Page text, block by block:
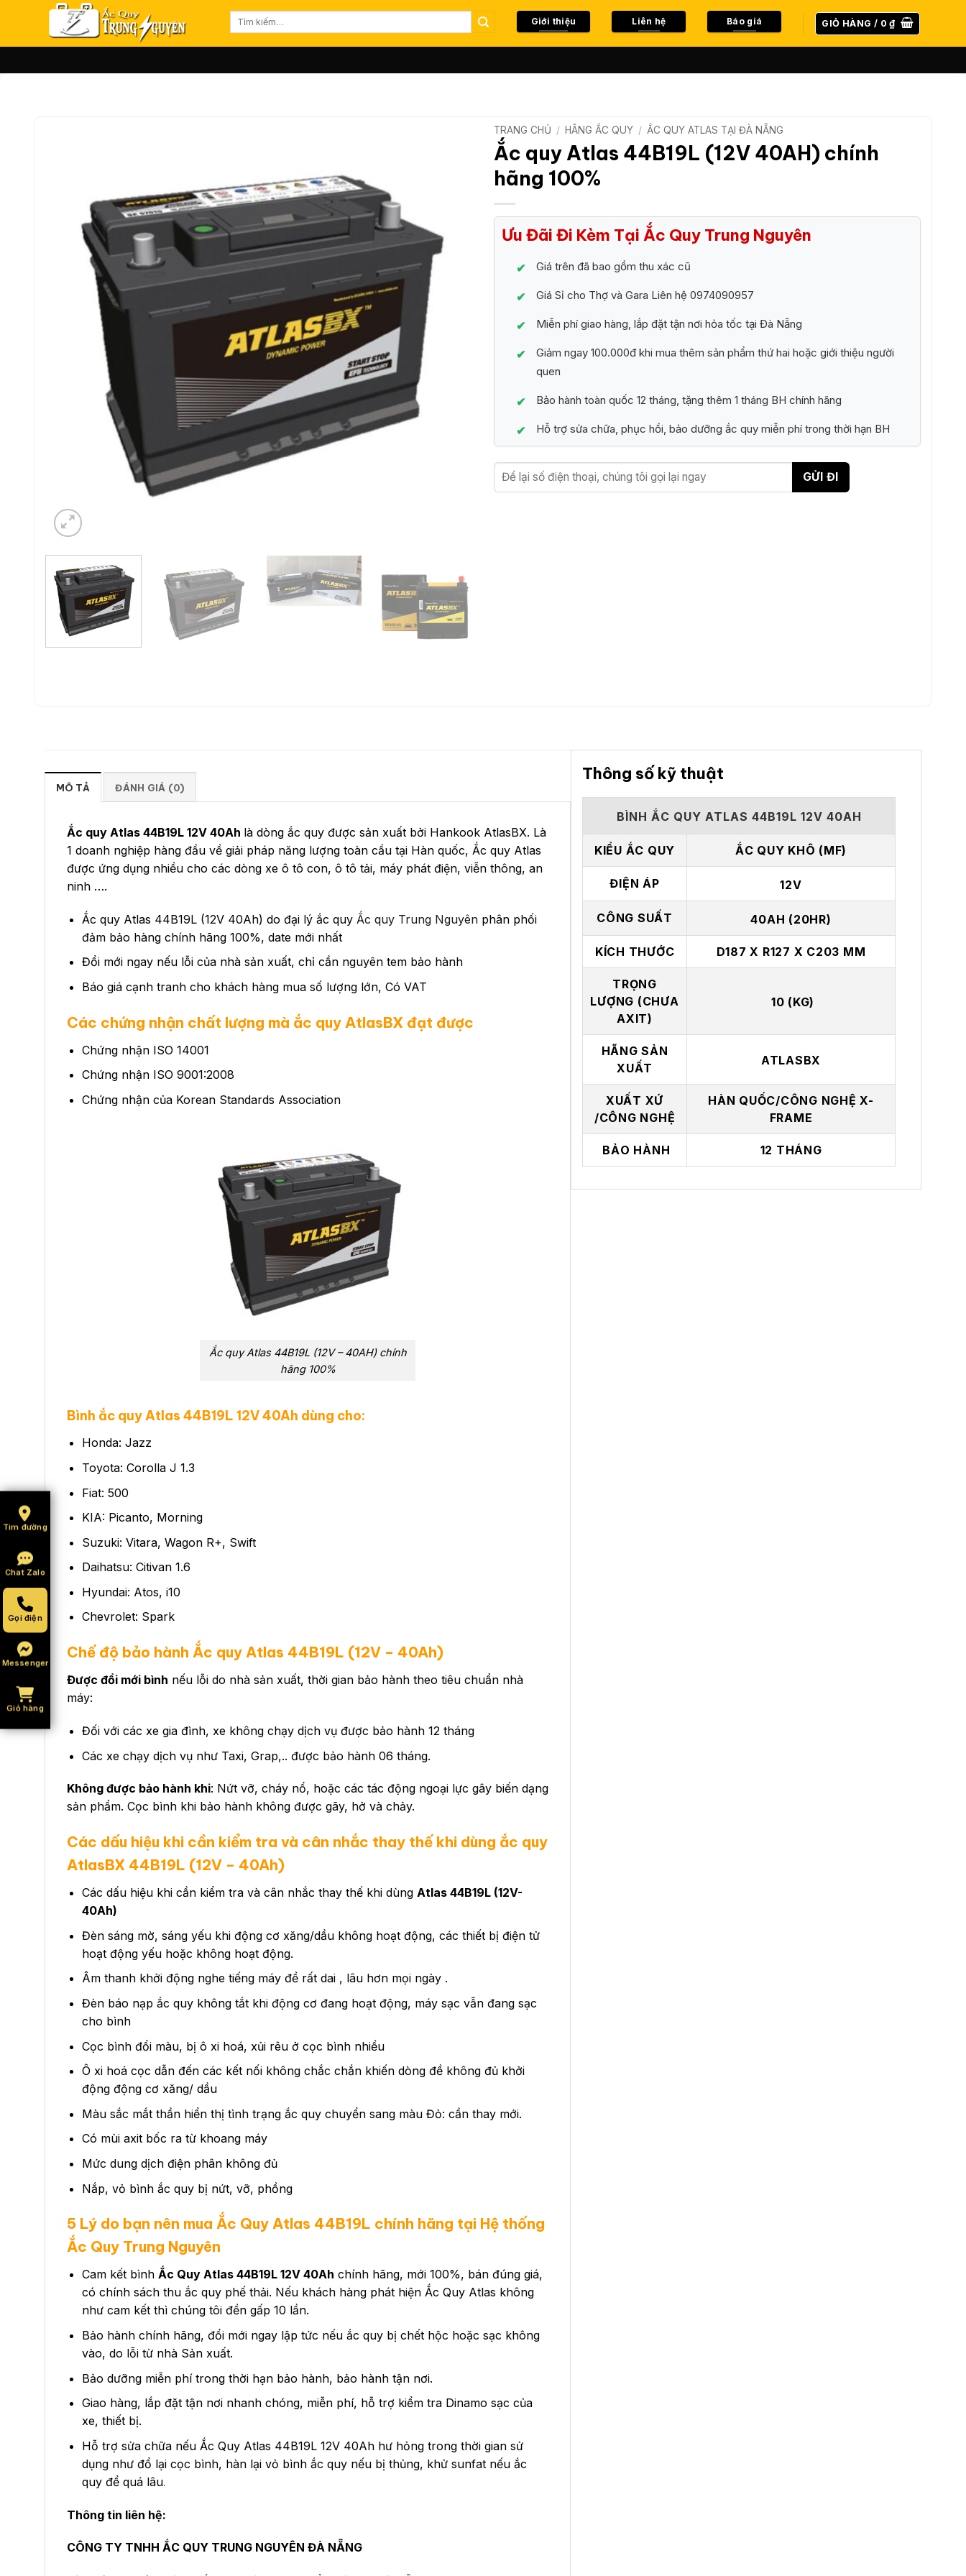
nội
Tìm
Giới thiệu Liên hệ Báo giá GIỎ HÀNG / 0₫
TRANG CHỦ / HÃNG ẮC QUY / ẮC QUY ATLAS TẠI ĐÀ NẴNG
Ắc quy Atlas 44B19L (12V 40AH) chính
hãng 100%
Ưu Đãi Đi Kèm Tại Ắc Quy Trung Nguyên
Giá trên đã bao gồm thu xác cũ
Giá Sỉ cho Thợ và Gara Liên hệ 0974090957
Miễn phí giao hàng, lắp đặt tận nơi hỏa tốc tại Đà Nẵng
Giảm ngay 100.000đ khi mua thêm sản phẩm thứ hai hoặc giới thiệu người
quen
Bảo hành toàn quốc 12 tháng, tặng thêm 1 tháng BH chính hãng
Hỗ trợ sửa chữa, phục hồi, bảo dưỡng ắc quy miễn phí trong thời hạn BH
MÔ TẢ ĐÁNH GIÁ (0)
Ắc quy Atlas 44B19L 12V 40Ah là dòng ắc quy được sản xuất bởi Hankook AtlasBX. Là
1 doanh nghiệp hàng đầu về giải pháp năng lượng toàn cầu tại Hàn quốc, Ắc quy Atlas
được ứng dụng nhiều cho các dòng xe ô tô con, ô tô tải, máy phát điện, viễn thông, an
ninh ….
Ắc quy Atlas 44B19L (12V 40Ah) do đại lý ắc quy Ắc quy Trung Nguyênphân phối
đảm bảo hàng chính hãng 100%, date mới nhất
Đổi mới ngay nếu lỗi của nhà sản xuất, chỉ cần nguyên tem bảo hành
Báo giá cạnh tranh cho khách hàng mua số lượng lớn, Có VAT
Các chứng nhận chất lượng mà ắc quy AtlasBX đạt được
Chứng nhận ISO 14001
Chứng nhận ISO 9001:2008
Chứng nhận của Korean Standards Association
Ắc quy Atlas 44B19L (12V – 40AH) chính
hãng 100%
Bình ắc quy Atlas 44B19L 12V 40Ah dùng cho:
Honda: Jazz
Toyota: Corolla J 1.3
Fiat: 500
KIA: Picanto, Morning
Suzuki: Vitara, Wagon R+, Swift
Daihatsu: Citivan 1.6
Hyundai: Atos, i10
Chevrolet: Spark
Chế độ bảo hành Ắc quy Atlas 44B19L (12V – 40Ah)
Được đổi mới bình nếu lỗi do nhà sản xuất, thời gian bảo hành theo tiêu chuẩn nhà
máy:
Đối với các xe gia đình, xe không chạy dịch vụ được bảo hành 12 tháng
Các xe chạy dịch vụ như Taxi, Grap,.. được bảo hành 06 tháng.
Không được bảo hành khi: Nứt vỡ, cháy nổ, hoặc các tác động ngoại lực gây biến dạng
sản phẩm. Cọc bình khi bảo hành không được gãy, hở và chảy.
Các dấu hiệu khi cần kiểm tra và cân nhắc thay thế khi dùng ắc quy
AtlasBX 44B19L (12V – 40Ah)
Các dấu hiệu khi cần kiểm tra và cân nhắc thay thế khi dùng Atlas 44B19L (12V-
40Ah)
Đèn sáng mờ, sáng yếu khi động cơ xăng/dầu không hoạt động, các thiết bị điện tử
hoạt động yếu hoặc không hoạt động.
Âm thanh khởi động nghe tiếng máy đề rất dai , lâu hơn mọi ngày .
Đèn báo nạp ắc quy không tắt khi động cơ đang hoạt động, máy sạc vẫn đang sạc
cho bình
Cọc bình đổi màu, bị ô xi hoá, xủi rêu ở cọc bình nhiều
Ô xi hoá cọc dẫn đến các kết nối không chắc chắn khiến dòng đề không đủ khởi
động động cơ xăng/ dầu
Màu sắc mắt thần hiển thị tình trạng ắc quy chuyển sang màu Đỏ: cần thay mới.
Có mùi axit bốc ra từ khoang máy
Mức dung dịch điện phân không đủ
Nắp, vỏ bình ắc quy bị nứt, vỡ, phồng
5 Lý do bạn nên mua Ắc Quy Atlas 44B19L chính hãng tại Hệ thống
Ắc Quy Trung Nguyên
Cam kết bình Ắc Quy Atlas 44B19L 12V 40Ah chính hãng, mới 100%, bán đúng giá,
có chính sách thu ắc quy phế thải. Nếu khách hàng phát hiện Ắc Quy Atlas không
như cam kết thì chúng tôi đền gấp 10 lần.
Bảo hành chính hãng, đổi mới ngay lập tức nếu ắc quy bị chết hộc hoặc sạc không
vào, do lỗi từ nhà Sản xuất.
Bảo dưỡng miễn phí trong thời hạn bảo hành, bảo hành tận nơi.
Giao hàng, lắp đặt tận nơi nhanh chóng, miễn phí, hỗ trợ kiểm tra Dinamo sạc của
xe, thiết bị.
Hỗ trợ sửa chữa nếu Ắc Quy Atlas 44B19L 12V 40Ah hư hỏng trong thời gian sử
dụng như đổ lại cọc bình, hàn lại vỏ bình ắc quy nếu bị thủng, khử sunfat nếu ắc
quy để quá lâu.
Thông tin liên hệ:
CÔNG TY TNHH ẮC QUY TRUNG NGUYÊN ĐÀ NẴNG
Thông số kỹ thuật
BÌNH ẮC QUY ATLAS 44B19L 12V 40AH
KIỂU ẮC QUY ẮC QUY KHÔ (MF)
ĐIỆN ÁP 12V
CÔNG SUẤT 40AH (20HR)
KÍCH THƯỚC D187 X R127 X C203 MM
TRỌNG
LƯỢNG (CHƯA
AXIT)
10 (KG)
HÃNG SẢN
XUẤT
ATLASBX
XUẤT XỨ
/CÔNG NGHỆ
HÀN QUỐC/CÔNG NGHỆ X-
FRAME
BẢO HÀNH 12 THÁNG
Tìm đường
Chat Zalo
Gọi điện
Messenger
Giỏ hàng